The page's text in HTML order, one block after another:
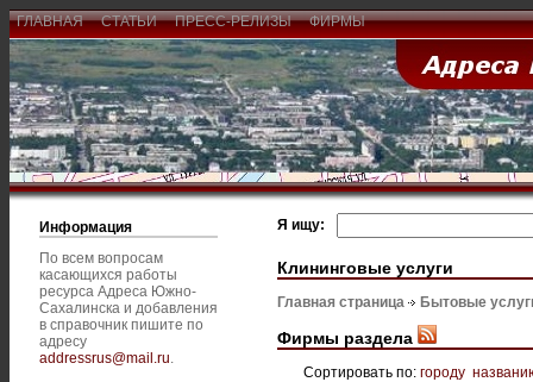
ГЛАВНАЯ СТАТЬИ ПРЕСС-РЕЛИЗЫ ФИРМЫ
Информация
По всем вопросам
касающихся работы
ресурса Адреса Южно-
Сахалинска и добавления
в справочник пишите по
адресу
addressrus@mail.ru.
Я ищу:
Клининговые услуги
Главная страница Бытовые
Фирмы раздела
Сортировать по: городу